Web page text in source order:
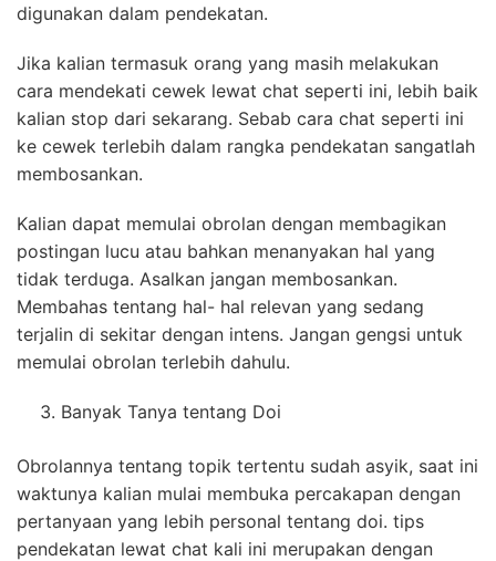
digunakan dalam pendekatan.
Jika kalian termasuk orang yang masih melakukan
cara mendekati cewek lewat chat seperti ini, lebih baik
kalian stop dari sekarang. Sebab cara chat seperti ini
ke cewek terlebih dalam rangka pendekatan sangatlah
membosankan.
Kalian dapat memulai obrolan dengan membagikan
postingan lucu atau bahkan menanyakan hal yang
tidak terduga. Asalkan jangan membosankan.
Membahas tentang hal- hal relevan yang sedang
terjalin di sekitar dengan intens. Jangan gengsi untuk
memulai obrolan terlebih dahulu.
Banyak Tanya tentang Doi
Obrolannya tentang topik tertentu sudah asyik, saat ini
waktunya kalian mulai membuka percakapan dengan
pertanyaan yang lebih personal tentang doi. tips
pendekatan lewat chat kali ini merupakan dengan